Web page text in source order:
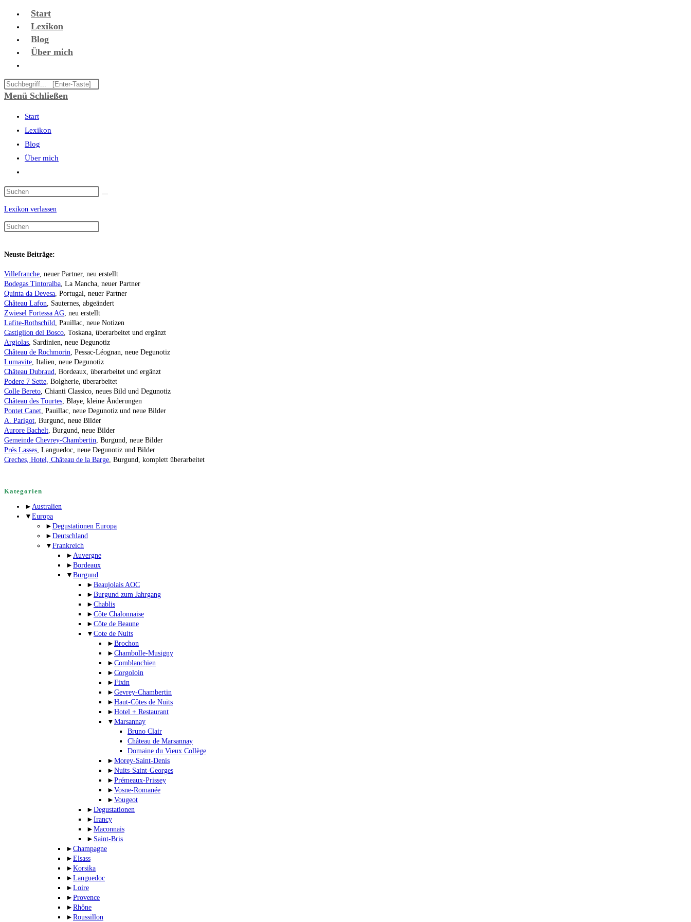
Zum
Start
Lexikon
Blog
Über mich
Suche
umschalten
Diese
Website
Menü Schließen
Start
Lexikon
Blog
Über mich
Suche
umschalten
Lexikon verlassen
Neuste Beiträge:
Villefranche, neuer Partner, neu erstellt
Bodegas Tintoralba, La Mancha, neuer Partner
Quinta da Devesa, Portugal, neuer Partner
Château Lafon, Sauternes, abgeändert
Zwiesel Fortessa AG, neu erstellt
Lafite-Rothschild, Pauillac, neue Notizen
Castiglion del Bosco, Toskana, überarbeitet und ergänzt
Argiolas, Sardinien, neue Degunotiz
Château de Rochmorin, Pessac-Léognan, neue Degunotiz
Lumavite, Italien, neue Degunotiz
Château Dubraud, Bordeaux, überarbeitet und ergänzt
Podere 7 Sette, Bolgherie, überarbeitet
Colle Bereto, Chianti Classico, neues Bild und Degunotiz
Château des Tourtes, Blaye, kleine Änderungen
Pontet Canet, Pauillac, neue Degunotiz und neue Bilder
A. Parigot, Burgund, neue Bilder
Aurore Bachelt, Burgund, neue Bilder
Gemeinde Chevrey-Chambertin, Burgund, neue Bilder
Prés Lasses, Languedoc, neue Degunotiz und Bilder
Creches, Hotel, Château de la Barge, Burgund, komplett überarbeitet
Kategorien
► Australien
▼ Europa
► Degustationen Europa
► Deutschland
▼ Frankreich
► Auvergne
► Bordeaux
▼ Burgund
► Beaujolais AOC
► Burgund zum Jahrgang
► Chablis
► Côte Chalonnaise
► Côte de Beaune
▼ Cote de Nuits
► Brochon
► Chambolle-Musigny
► Comblanchien
► Corgoloin
► Fixin
► Gevrey-Chambertin
► Haut-Côtes de Nuits
► Hotel + Restaurant
▼ Marsannay
Bruno Clair
Château de Marsannay
Domaine du Vieux Collège
► Morey-Saint-Denis
► Nuits-Saint-Georges
► Prémeaux-Prissey
► Vosne-Romanée
► Vougeot
► Degustationen
► Irancy
► Maconnais
► Saint-Bris
► Champagne
► Elsass
► Korsika
► Languedoc
► Loire
► Provence
► Rhône
► Roussillon